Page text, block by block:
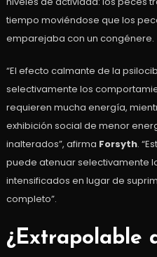
tiempo moviéndose que los
emparejaba con un congénere.
“El efecto calmante de la
selectivamente los
requieren mucha energía,
exhibición social de menor
inalterados”, afirma Forsyth.
puede atenuar selectivamente
intensificados en lugar de
completo”.
¿Extrapolable